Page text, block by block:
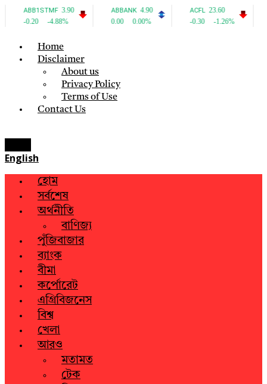
Home
Disclaimer
About us
Privacy Policy
Terms of Use
Contact Us
English
হোম
সর্বশেষ
অর্থনীতি
বাণিজ্য
পুঁজিবাজার
ব্যাংক
বীমা
কর্পোরেট
এগ্রিবিজনেস
বিশ্ব
খেলা
আরও
মতামত
টেক